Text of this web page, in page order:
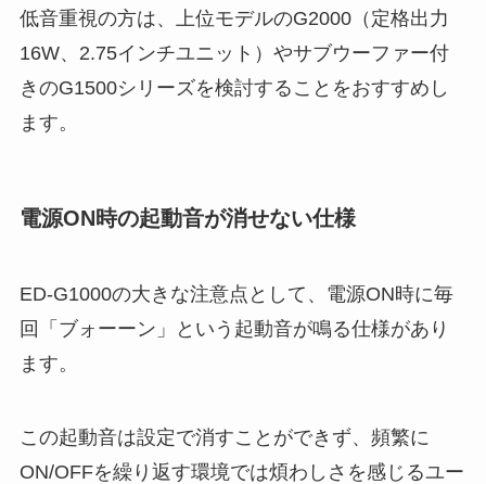
低音重視の方は、上位モデルのG2000（定格出力
16W、2.75インチユニット）やサブウーファー付
きのG1500シリーズを検討することをおすすめし
ます。
電源ON時の起動音が消せない仕様
ED-G1000の大きな注意点として、電源ON時に毎
回「ブォーーン」という起動音が鳴る仕様があり
ます。
この起動音は設定で消すことができず、頻繁に
ON/OFFを繰り返す環境では煩わしさを感じるユー